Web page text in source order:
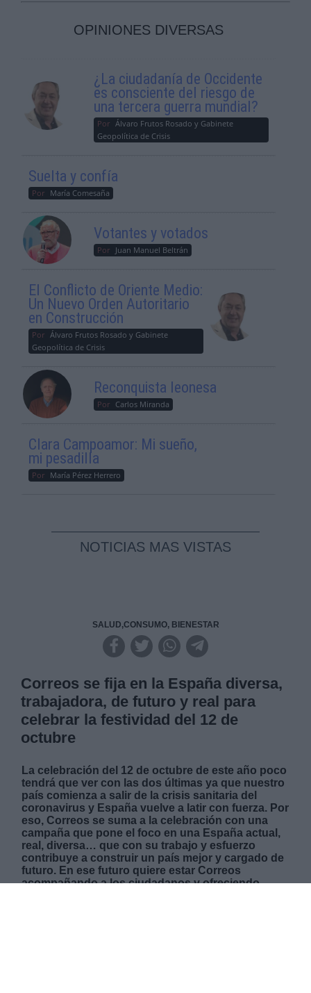
OPINIONES DIVERSAS
¿La ciudadanía de Occidente
es consciente del riesgo de
una tercera guerra mundial?
Por Álvaro Frutos Rosado y Gabinete
Geopolítica de Crisis
Suelta y confía
Por María Comesaña
Votantes y votados
Por Juan Manuel Beltrán
El Conflicto de Oriente Medio:
Un Nuevo Orden Autoritario
en Construcción
Por Álvaro Frutos Rosado y Gabinete
Geopolítica de Crisis
Reconquista leonesa
Por Carlos Miranda
Clara Campoamor: Mi sueño,
mi pesadilla
Por María Pérez Herrero
NOTICIAS MAS VISTAS
SALUD,CONSUMO, BIENESTAR
Correos se fija en la España diversa,
trabajadora, de futuro y real para
celebrar la festividad del 12 de
octubre
La celebración del 12 de octubre de este año poco
tendrá que ver con las dos últimas ya que nuestro
país comienza a salir de la crisis sanitaria del
coronavirus y España vuelve a latir con fuerza. Por
eso, Correos se suma a la celebración con una
campaña que pone el foco en una España actual,
real, diversa… que con su trabajo y esfuerzo
contribuye a construir un país mejor y cargado de
futuro. En ese futuro quiere estar Correos
acompañando a los ciudadanos y ofreciendo